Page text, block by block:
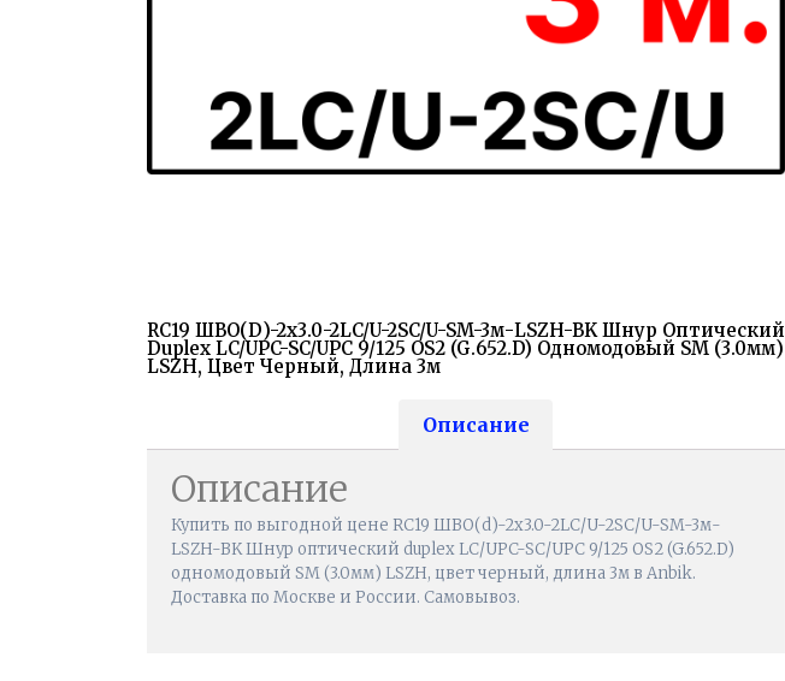
RC19 ШВО(d)-2х3.0-2LC/U-2SC/U-SM-3м-LSZH-BK Шнур Оптический
Duplex LC/UPC-SC/UPC 9/125 OS2 (G.652.D) Одномодовый SM (3.0мм)
LSZH, Цвет Черный, Длина 3м
Описание
Описание
Купить по выгодной цене RC19 ШВО(d)-2х3.0-2LC/U-2SC/U-SM-3м-
LSZH-BK Шнур оптический duplex LC/UPC-SC/UPC 9/125 OS2 (G.652.D)
одномодовый SM (3.0мм) LSZH, цвет черный, длина 3м в Anbik.
Доставка по Москве и России. Самовывоз.